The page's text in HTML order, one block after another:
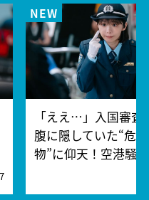
「ええ…」入国審査
腹に隠していた“危
物”に仰天！空港騒